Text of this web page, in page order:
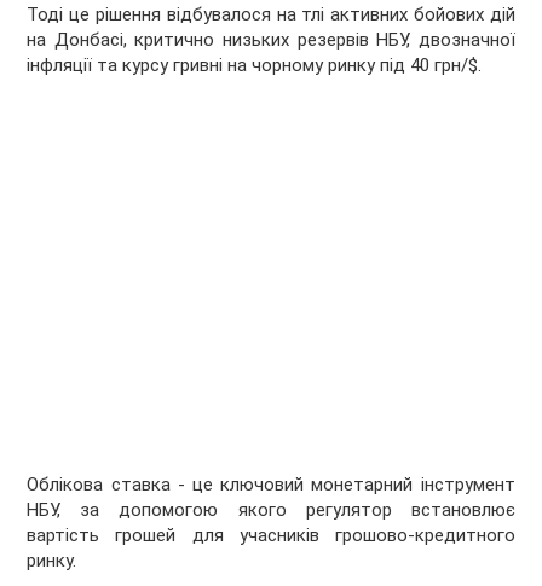
Тоді це рішення відбувалося на тлі активних бойових дій
на Донбасі, критично низьких резервів НБУ, двозначної
інфляції та курсу гривні на чорному ринку під 40 грн/$.
Облікова ставка - це ключовий монетарний інструмент
НБУ, за допомогою якого регулятор встановлює
вартість грошей для учасників грошово-кредитного
ринку.